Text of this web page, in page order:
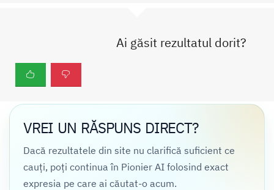
Ai găsit rezultatul dorit?
VREI UN RĂSPUNS DIRECT?
Dacă rezultatele din site nu clarifică suficient ce
cauți, poți continua în Pionier AI folosind exact
expresia pe care ai căutat-o acum.